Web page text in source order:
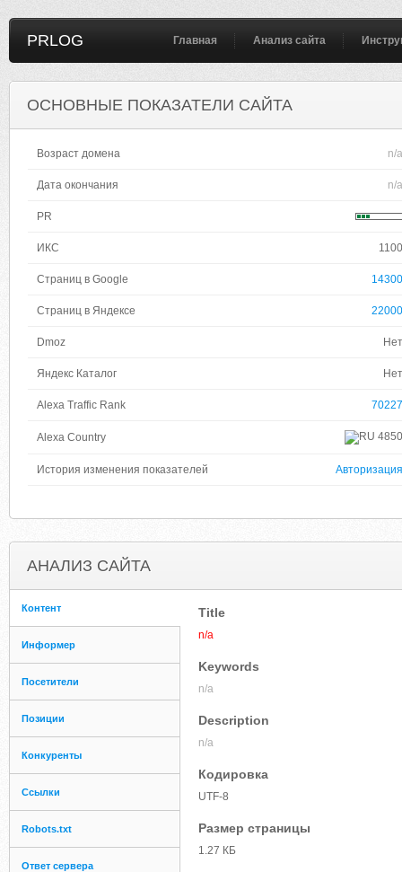
PRLOG Главная Анализ сайта
ОСНОВНЫЕ ПОКАЗАТЕЛИ САЙТА
Возраст домена n/a
Дата окончания n/a
PR
ИКС 1100
Страниц в Google 14300
Страниц в Яндексе 22000
Dmoz Нет
Яндекс Каталог Нет
Alexa Traffic Rank 70227
Alexa Country 4850
История изменения показателей Авторизация
АНАЛИЗ САЙТА
Контент
Информер
Посетители
Позиции
Конкуренты
Ссылки
Robots.txt
Ответ сервера
Title
n/a
Keywords
n/a
Description
n/a
Кодировка
UTF-8
Размер страницы
1.27 КБ